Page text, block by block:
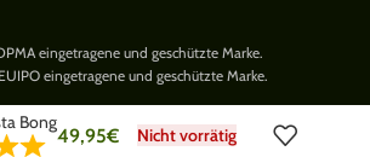
eingetragene und geschützte Marke.
eingetragene und geschützte Marke.
Bong
49,95€ Nicht vorrätig